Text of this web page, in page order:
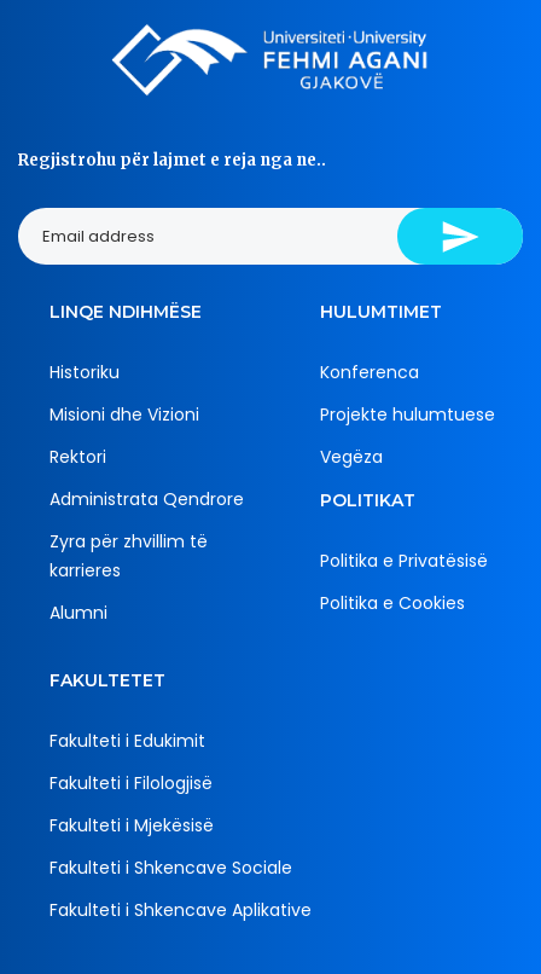
Regjistrohu për lajmet e reja nga ne..
LINQE NDIHMËSE
Historiku
Misioni dhe Vizioni
Rektori
Administrata Qendrore
Zyra për zhvillim të
karrieres
Alumni
HULUMTIMET
Konferenca
Projekte hulumtuese
Vegëza
POLITIKAT
Politika e Privatësisë
Politika e Cookies
FAKULTETET
Fakulteti i Edukimit
Fakulteti i Filologjisë
Fakulteti i Mjekësisë
Fakulteti i Shkencave Sociale
Fakulteti i Shkencave Aplikative